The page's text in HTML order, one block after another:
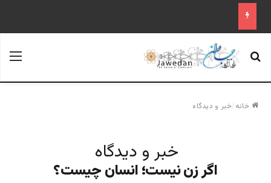
جستجو برای
خانه/خبر و دیدگاه
خبر و دیدگاه
اگر زن نیست؛ انسان چیست؟